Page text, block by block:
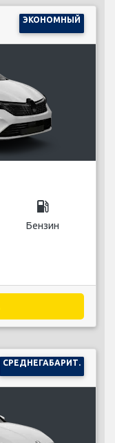
ЭКОНОМНЫЙ
local_gas_station
Бензин
СРЕДНЕГАБАРИТ.